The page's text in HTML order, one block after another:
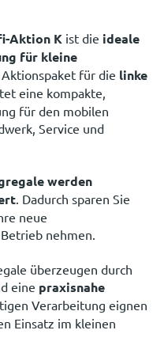
Aktion K ist die ideale
für kleine
Aktionspaket für die linke
eine kompakte,
für den mobilen
Service und
werden
. Dadurch sparen Sie
neue
nehmen.
überzeugen durch
eine praxisnahe
Verarbeitung eignen
Einsatz im kleinen